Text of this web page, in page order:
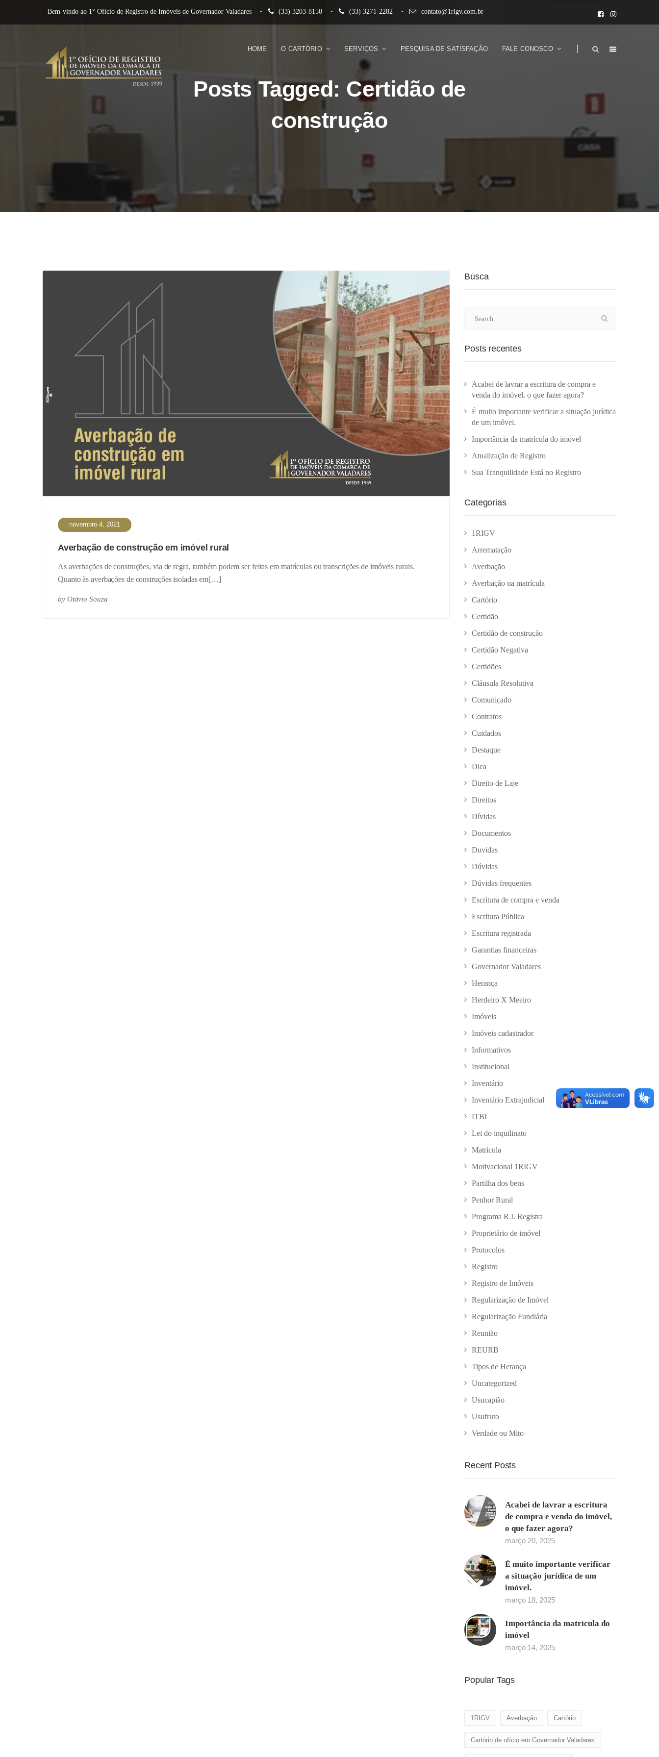
Bem-vindo ao 1° Ofício de Registro de Imóveis de Governador Valadares (33) 3203-8150 (33) 3271-2282 contato@1rigv.com.br
HOME O CARTÓRIO SERVIÇOS PESQUISA DE SATISFAÇÃO FALE CONOSCO
Posts Tagged: Certidão de
construção
novembro 4, 2021
Averbação de construção em imóvel rural
As averbações de construções, via de regra, também podem ser feitas em matrículas ou transcrições de imóveis rurais.
Quanto às averbações de construções isoladas em[…]
by Otávio Souza
Busca
Posts recentes
Acabei de lavrar a escritura de compra e
venda do imóvel, o que fazer agora?
É muito importante verificar a situação jurídica
de um imóvel.
Importância da matrícula do imóvel
Atualização de Registro
Sua Tranquilidade Está no Registro
Categorias
1RIGV
Arrematação
Averbação
Averbação na matrícula
Cartório
Certidão
Certidão de construção
Certidão Negativa
Certidões
Cláusula Resolutiva
Comunicado
Contratos
Cuidados
Destaque
Dica
Direito de Laje
Direitos
Dívidas
Documentos
Duvidas
Dúvidas
Dúvidas frequentes
Escritura de compra e venda
Escritura Pública
Escritura registrada
Garantias financeiras
Governador Valadares
Herança
Herdeiro X Meeiro
Imóveis
Imóveis cadastrador
Informativos
Institucional
Inventário
Inventário Extrajudicial
ITBI
Lei do inquilinato
Matrícula
Motivacional 1RIGV
Partilha dos bens
Penhor Rural
Programa R.I. Registra
Proprietário de imóvel
Protocolos
Registro
Registro de Imóveis
Regularização de Imóvel
Regularização Fundiária
Reunião
REURB
Tipos de Herança
Uncategorized
Usucapião
Usufruto
Verdade ou Mito
Recent Posts
Acabei de lavrar a escritura
de compra e venda do imóvel,
o que fazer agora?
março 20, 2025
É muito importante verificar
a situação jurídica de um
imóvel.
março 18, 2025
Importância da matrícula do
imóvel
março 14, 2025
Popular Tags
1RIGV Averbação Cartório
Cartório de ofício em Governador Valadares